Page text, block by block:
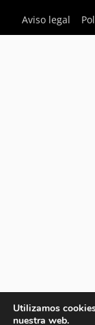
Aviso legal
Utilizamos
nuestra web.